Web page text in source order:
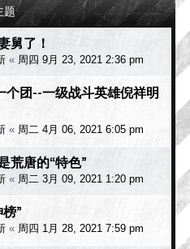
题
舅了！
« 周四 9月 23, 2021 2:36 pm
个团--一级战斗英雄倪祥明
« 周二 4月 06, 2021 6:05 pm
荒唐的“特色”
« 周二 3月 09, 2021 1:20 pm
”
« 周四 1月 28, 2021 7:59 pm